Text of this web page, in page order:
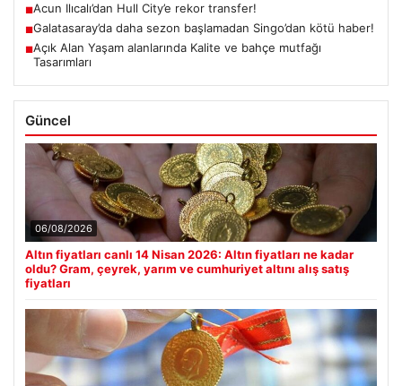
■Acun Ilıcalı’dan Hull City’e rekor transfer!
■Galatasaray’da daha sezon başlamadan Singo’dan kötü haber!
■Açık Alan Yaşam alanlarında Kalite ve bahçe mutfağı
Tasarımları
Güncel
06/08/2026
Altın fiyatları canlı 14 Nisan 2026: Altın fiyatları ne kadar
oldu? Gram, çeyrek, yarım ve cumhuriyet altını alış satış
fiyatları